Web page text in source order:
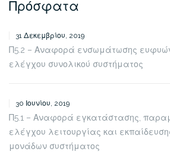
Πρόσφατα
31 Δεκεμβρίου, 2019
Π5.2 – Αναφορά ενσωμάτωσης
ελέγχου συνολικού συστήματος
30 Ιουνίου, 2019
Π5.1 – Αναφορά εγκατάστασης,
ελέγχου λειτουργίας και
μονάδων συστήματος